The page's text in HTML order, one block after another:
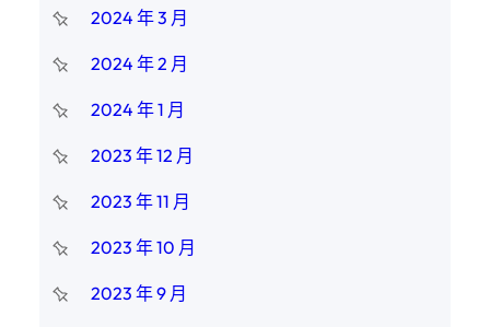
2024 年 3 月
2024 年 2 月
2024 年 1 月
2023 年 12 月
2023 年 11 月
2023 年 10 月
2023 年 9 月